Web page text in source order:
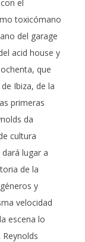
el
toxicómano
del garage
acid house y
que
Ibiza, de la
primeras
da
cultura
lugar a
de la
y
velocidad
escena lo